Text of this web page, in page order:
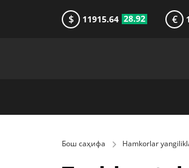
$ 11915.64 28.92 €
Бош саҳифа Hamkorlar